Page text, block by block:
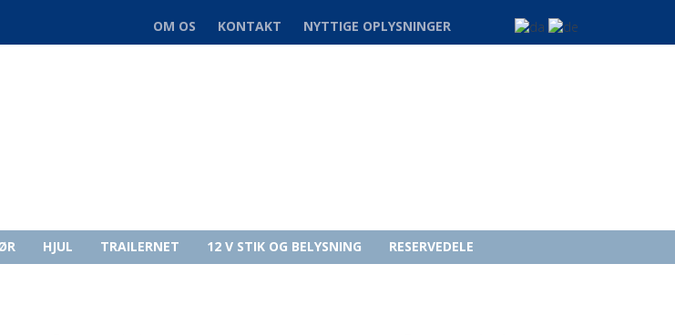
OM OS KONTAKT NYTTIGE OPLYSNINGER
HJUL TRAILERNET 12 V STIK OG BELYSNING RESERVEDELE